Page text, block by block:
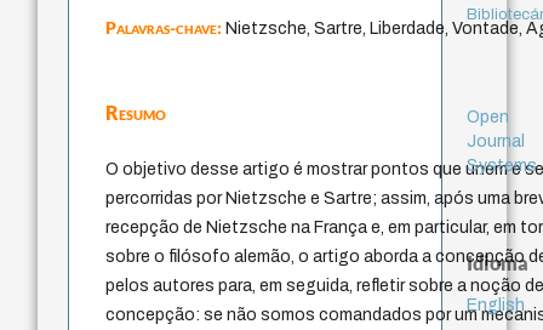
Palavras-chave:Nietzsche, Sartre, Liberdade, Vontade,
Resumo
O objetivo desse artigo é mostrar pontos que unem e
percorridas por Nietzsche e Sartre; assim, após uma
recepção de Nietzsche na França e, em particular, em
sobre o filósofo alemão, o artigo aborda a concepção
pelos autores para, em seguida, refletir sobre a noção
concepção: se não somos comandados por um
Open
Journal
Systems
Idioma
English